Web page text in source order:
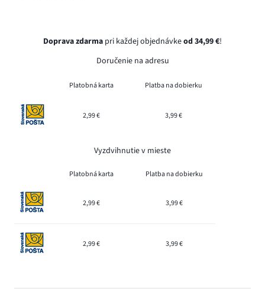
Doprava zdarma pri každej objednávkeod 34,99 €!
Doručenie na adresu
Platobná karta Platba na dobierku
2,99 € 3,99 €
Vyzdvihnutie v mieste
Platobná karta Platba na dobierku
2,99 € 3,99 €
2,99 € 3,99 €